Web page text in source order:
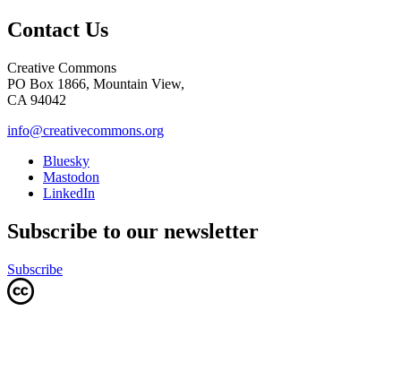
Contact Us
Creative Commons
PO Box 1866, Mountain View,
CA 94042
info@creativecommons.org
Bluesky
Mastodon
LinkedIn
Subscribe to our newsletter
Subscribe